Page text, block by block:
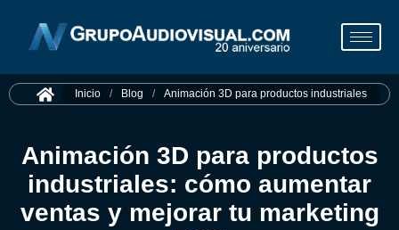
Inicio / Blog / Animación 3D para productos industriales
Animación 3D para productos
industriales: cómo aumentar
ventas y mejorar tu marketing